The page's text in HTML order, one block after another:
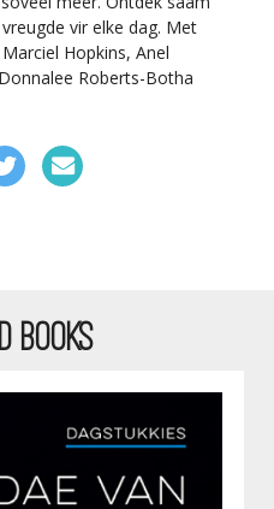
vir elke dag. Met
Hopkins, Anel
Roberts-Botha
BOOKS